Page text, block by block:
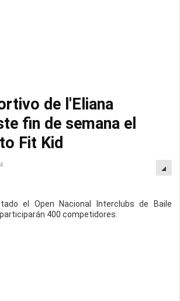
de l'Eliana
fin de semana el
Fit Kid
el Open Nacional Interclubs de Baile
400 competidores.